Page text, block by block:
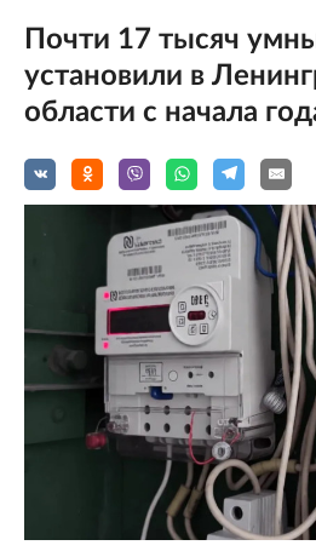
Почти 17 тысяч
установили в
области с начала